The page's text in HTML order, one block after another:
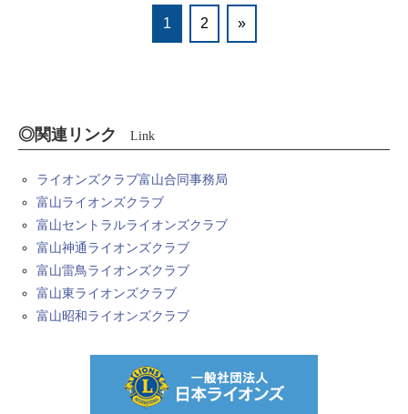
1 2 »
◎関連リンク Link
ライオンズクラブ富山合同事務局
富山ライオンズクラブ
富山セントラルライオンズクラブ
富山神通ライオンズクラブ
富山雷鳥ライオンズクラブ
富山東ライオンズクラブ
富山昭和ライオンズクラブ